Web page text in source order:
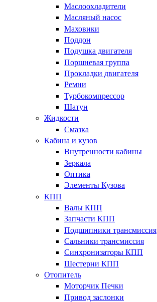
Маслоохладители
Масляный насос
Маховики
Поддон
Подушка двигателя
Поршневая группа
Прокладки двигателя
Ремни
Турбокомпрессор
Шатун
Жидкости
Смазка
Кабина и кузов
Внутренности кабины
Зеркала
Оптика
Элементы Кузова
КПП
Валы КПП
Запчасти КПП
Подшипники трансмиссия
Сальники трансмиссия
Синхронизаторы КПП
Шестерни КПП
Отопитель
Моторчик Печки
Привод заслонки